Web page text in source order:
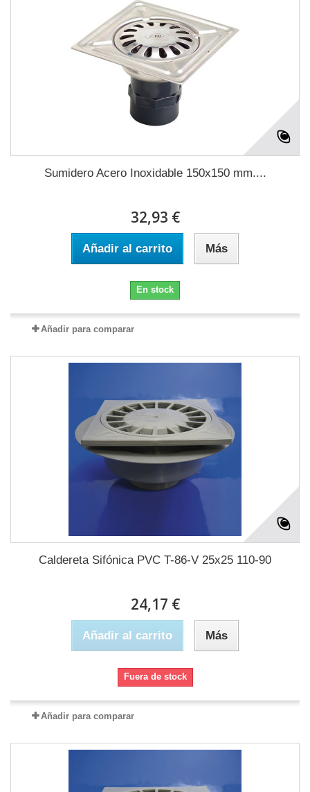
Sumidero Acero Inoxidable 150x150 mm....
32,93 €
Añadir al carrito Más
En stock
Añadir para comparar
Caldereta Sifónica PVC T-86-V 25x25 110-90
24,17 €
Añadir al carrito Más
Fuera de stock
Añadir para comparar